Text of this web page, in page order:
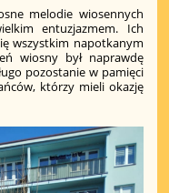
melodie wiosennych
entuzjazmem. Ich
wszystkim napotkanym
wiosny był naprawdę
pozostanie w pamięci
którzy mieli okazję